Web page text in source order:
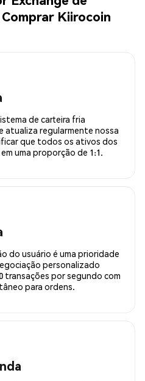
Kiirocoin
de carteira fria
atualiza regularmente nossa
que todos os ativos dos
uma proporção de 1:1.
do usuário é uma prioridade
personalizado
transações por segundo com
para ordens.